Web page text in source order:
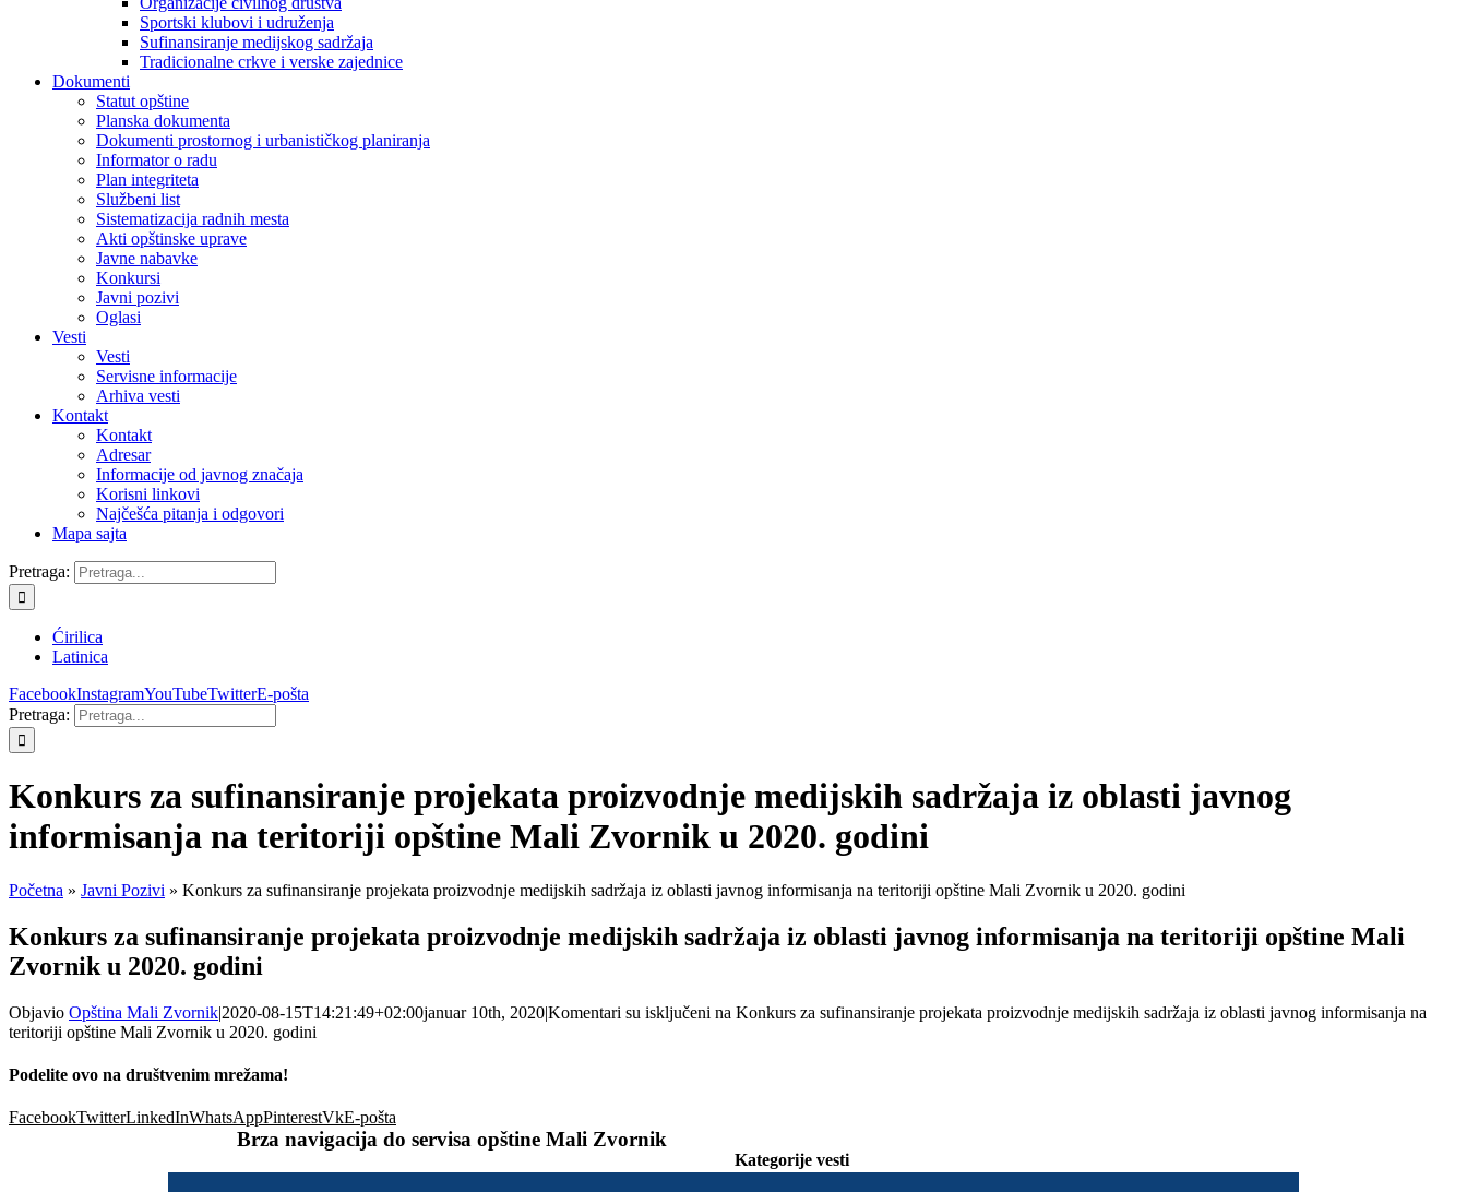
Sportski klubovi i udruženja
Sufinansiranje medijskog sadržaja
Tradicionalne crkve i verske zajednice
Dokumenti
Statut opštine
Planska dokumenta
Dokumenti prostornog i urbanističkog planiranja
Informator o radu
Plan integriteta
Službeni list
Sistematizacija radnih mesta
Akti opštinske uprave
Javne nabavke
Konkursi
Javni pozivi
Oglasi
Vesti
Vesti
Servisne informacije
Arhiva vesti
Kontakt
Kontakt
Adresar
Informacije od javnog značaja
Korisni linkovi
Najčešća pitanja i odgovori
Mapa sajta
Pretraga:
Ćirilica
Latinica
FacebookInstagramYouTubeTwitterE-pošta
Pretraga:
Konkurs za sufinansiranje projekata proizvodnje medijskih sadržaja iz oblasti javnog
informisanja na teritoriji opštine Mali Zvornik u 2020. godini
Početna » Javni Pozivi » Konkurs za sufinansiranje projekata proizvodnje medijskih sadržaja iz oblasti javnog informisanja na teritoriji opštine Mali Zvornik u 2020. godini
Konkurs za sufinansiranje projekata proizvodnje medijskih sadržaja iz oblasti javnog informisanja na teritoriji opštine Mali
Zvornik u 2020. godini
Objavio Opština Mali Zvornik|2020-08-15T14:21:49+02:00januar 10th, 2020|Komentari su isključeni na Konkurs za sufinansiranje projekata proizvodnje medijskih sadržaja iz oblasti javnog informisanja na
teritoriji opštine Mali Zvornik u 2020. godini
Podelite ovo na društvenim mrežama!
FacebookTwitterLinkedInWhatsAppPinterestVkE-pošta
Kategorije vesti
Brza navigacija do servisa opštine Mali Zvornik